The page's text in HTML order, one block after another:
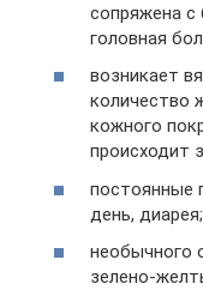
сопряжена с
головная
возникает
количество
кожного
происходит
постоянные
день, диарея;
необычного
зелено-